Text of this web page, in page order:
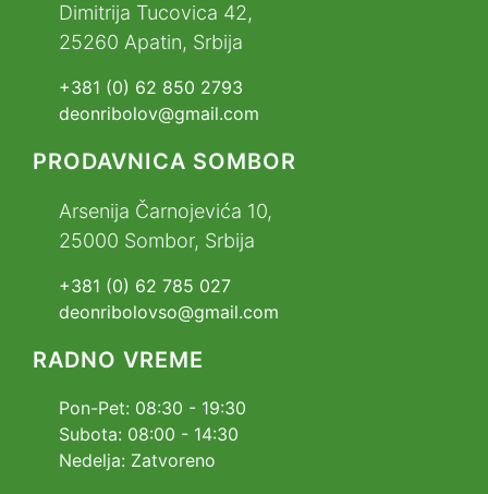
Dimitrija Tucovica 42,
25260 Apatin, Srbija
+381 (0) 62 850 2793
deonribolov@gmail.com
PRODAVNICA SOMBOR
Arsenija Čarnojevića 10,
25000 Sombor, Srbija
+381 (0) 62 785 027
deonribolovso@gmail.com
RADNO VREME
Pon-Pet: 08:30 - 19:30
Subota: 08:00 - 14:30
Nedelja: Zatvoreno